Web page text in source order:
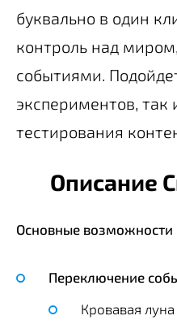
буквально в один
контроль над
событиями.
экспериментов, так
тестирования
Описание
Основные возможности
Переключение
Кровавая луна